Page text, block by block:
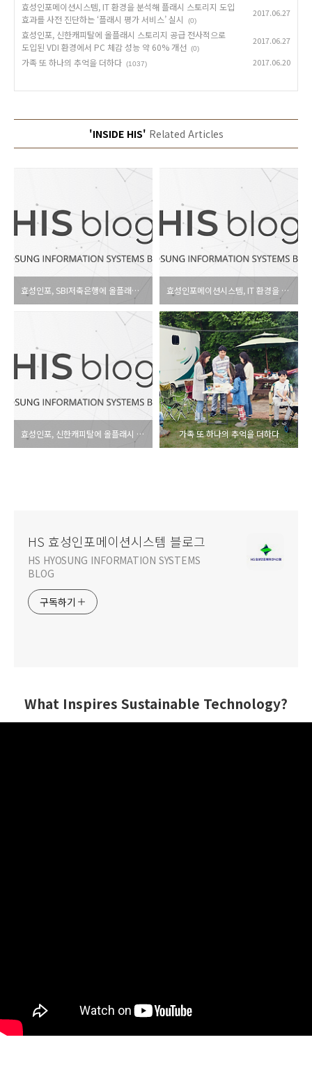
효성인포메이션시스템, IT 환경을 분석해 플래시 스토리지 도입
효과를 사전 진단하는 ‘플래시 평가 서비스’ 실시
(0)
2017.06.27
효성인포, 신한캐피탈에 올플래시 스토리지 공급 전사적으로
도입된 VDI 환경에서 PC 체감 성능 약 60% 개선 (0)
2017.06.27
가족 또 하나의 추억을 더하다 (1037) 2017.06.20
'INSIDE HIS' Related Articles
효성인포, SBI저축은행에 올플래시 스토리지 공급 성능 및 속도 저하 없는 VDI 환경 구축 효성인포메이션시스템, IT 환경을 분석해 플래시 스토리지 도입 효과를 사전 진단하는 ‘플래시 평가 서비스’ 실시
효성인포, 신한캐피탈에 올플래시 스토리지 공급 전사적으로 도입된 VDI 환경에서 PC 체감 성능 약 60% 개선 가족 또 하나의 추억을 더하다
HS 효성인포메이션시스템 블로그
HS HYOSUNG INFORMATION SYSTEMS
BLOG
구독하기
What Inspires Sustainable Technology?